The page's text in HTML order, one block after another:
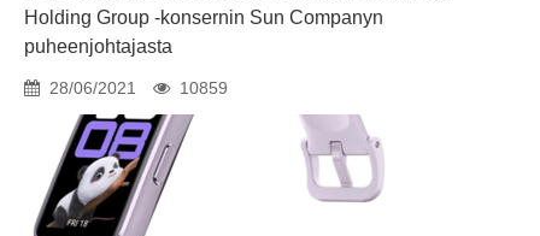
Holding Group -konsernin Sun Companyn
puheenjohtajasta
28/06/2021 10859